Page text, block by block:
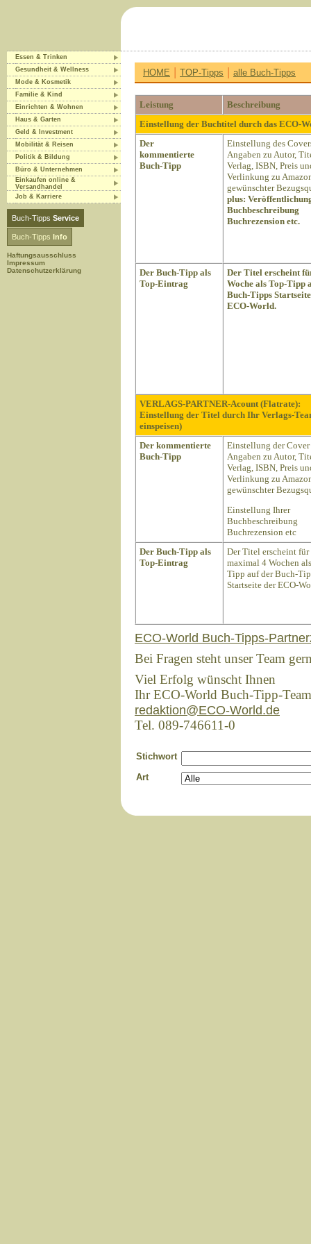
Essen & Trinken
Gesundheit & Wellness
Mode & Kosmetik
Familie & Kind
Einrichten & Wohnen
Haus & Garten
Geld & Investment
Mobilität & Reisen
Politik & Bildung
Büro & Unternehmen
Einkaufen online &
Versandhandel
Job & Karriere
Buch-Tipps Service
Buch-Tipps Info
Haftungsausschluss
Impressum
Datenschutzerklärung
HOME | TOP-Tipps | alle Buch-Tipps
Leistung
Beschreibung
Einstellung der Buchtitel durch das ECO-
Der
kommentierte
Buch-Tipp
Einstellung des
Angaben zu Autor,
Verlag, ISBN, Preis
Verlinkung zu
gewünschter
plus:
Buchbeschreibung
Buchrezension etc.
Der Buch-Tipp als
Top-Eintrag
Der Titel erscheint
Woche als Top-Tipp
Buch-Tipps
ECO-World.
VERLAGS-PARTNER-Acount (Flatrate):
Einstellung der Titel durch Ihr Verlags-
einspeisen)
Der kommentierte
Buch-Tipp
Einstellung der
Angaben zu Autor,
Verlag, ISBN, Preis
Verlinkung zu
gewünschter
Einstellung Ihrer
Buchbeschreibung
Buchrezension etc
Der Buch-Tipp als
Top-Eintrag
Der Titel erscheint für
maximal 4 Wochen
Tipp auf der Buch-
Startseite der ECO-
ECO-World Buch-Tipps-
Bei Fragen steht unser Team
Viel Erfolg wünscht Ihnen
Ihr ECO-World Buch-Tipp-Team
redaktion@ECO-World.de
Tel. 089-746611-0
Stichwort
Art